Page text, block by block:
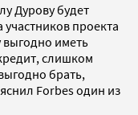
Дурову будет
проекта
выгодно иметь
слишком
брать,
Forbes один из